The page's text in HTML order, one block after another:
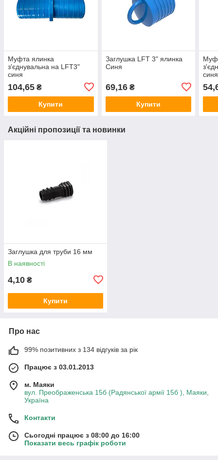
Муфта ялинка
з'єднувальна на LFT3"
синя
104,65 ₴
Купити
Заглушка LFT 3" ялинка
Синя
69,16₴
Купити
синя
Акційні пропозиції та новинки
Заглушка для труби 16 мм
В наявності
4,10 ₴
Купити
Про нас
99% позитивних з 134 відгуків за рік
Працює з 03.01.2013
м. Маяки
вул. Преображенська 15б (Радянської армії 15б ), Маяки,
Україна
Контакти
Сьогодні працює з 08:00 до 16:00
Показати весь графік роботи